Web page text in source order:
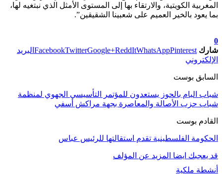
المغربية الكويتية، والارتقاء بها إلى المستوى الأمثل الذي نبتغيه لها،
بما يعود بالخير العميم على شعبينا الشقيقين”.
0
شارك
FacebookTwitterGoogle+ReddItWhatsAppPinterest
البريد
الإلكتروني
السابق بوست
شباب البام بالحوز يستعدون للمؤتمر التأسيسي الجهوي لمنظمة
شباب حزب الأصالة والمعاصرة بجهة مراكش أسفي
القادم بوست
الحكومة الفلسطينية تقدم استقالتها للرئيس عباس
قد يعجبك ايضا المزيد عن المؤلف
أنشطة ملكية